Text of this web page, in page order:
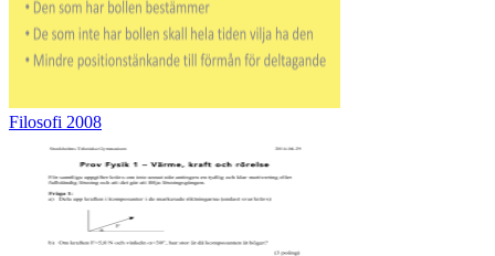
Filosofi 2008